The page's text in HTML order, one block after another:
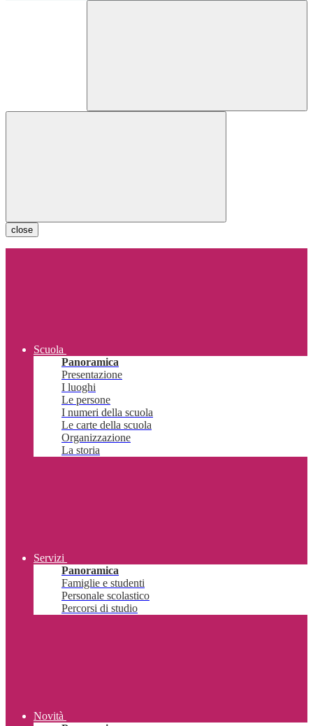
close
Scuola
Panoramica
Presentazione
I luoghi
Le persone
I numeri della scuola
Le carte della scuola
Organizzazione
La storia
Servizi
Panoramica
Famiglie e studenti
Personale scolastico
Percorsi di studio
Novità